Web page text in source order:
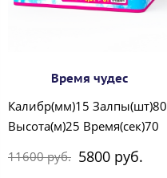
Время чудес
Калибр(мм)15 Залпы(шт)80
Высота(м)25 Время(сек)70
11600 руб. 5800 руб.